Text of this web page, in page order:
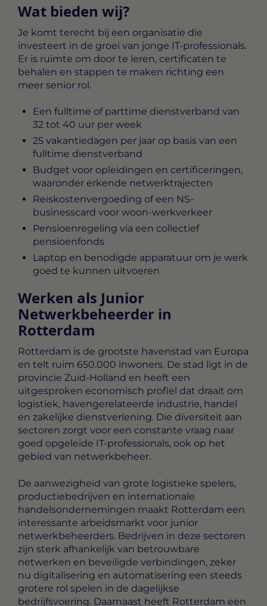
Wat bieden wij?
Je komt terecht bij een organisatie die
investeert in de groei van jonge IT-professionals.
Er is ruimte om door te leren, certificaten te
behalen en stappen te maken richting een
meer senior rol.
Een fulltime of parttime dienstverband van
32 tot 40 uur per week
25 vakantiedagen per jaar op basis van een
fulltime dienstverband
Budget voor opleidingen en certificeringen,
waaronder erkende netwerktrajecten
Reiskostenvergoeding of een NS-
businesscard voor woon-werkverkeer
Pensioenregeling via een collectief
pensioenfonds
Laptop en benodigde apparatuur om je werk
goed te kunnen uitvoeren
Werken als Junior
Netwerkbeheerder in
Rotterdam
Rotterdam is de grootste havenstad van Europa
en telt ruim 650.000 inwoners. De stad ligt in de
provincie Zuid-Holland en heeft een
uitgesproken economisch profiel dat draait om
logistiek, havengerelateerde industrie, handel
en zakelijke dienstverlening. Die diversiteit aan
sectoren zorgt voor een constante vraag naar
goed opgeleide IT-professionals, ook op het
gebied van netwerkbeheer.
De aanwezigheid van grote logistieke spelers,
productiebedrijven en internationale
handelsondernemingen maakt Rotterdam een
interessante arbeidsmarkt voor junior
netwerkbeheerders. Bedrijven in deze sectoren
zijn sterk afhankelijk van betrouwbare
netwerken en beveiligde verbindingen, zeker
nu digitalisering en automatisering een steeds
grotere rol spelen in de dagelijkse
bedrijfsvoering. Daarnaast heeft Rotterdam een